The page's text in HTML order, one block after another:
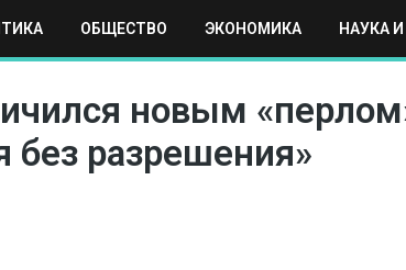
ОБЩЕСТВО ЭКОНОМИКА НАУКА
И ТЕХНИКА СПОРТ МОСКВА РЕГИОНЫ
новым
без разрешения»